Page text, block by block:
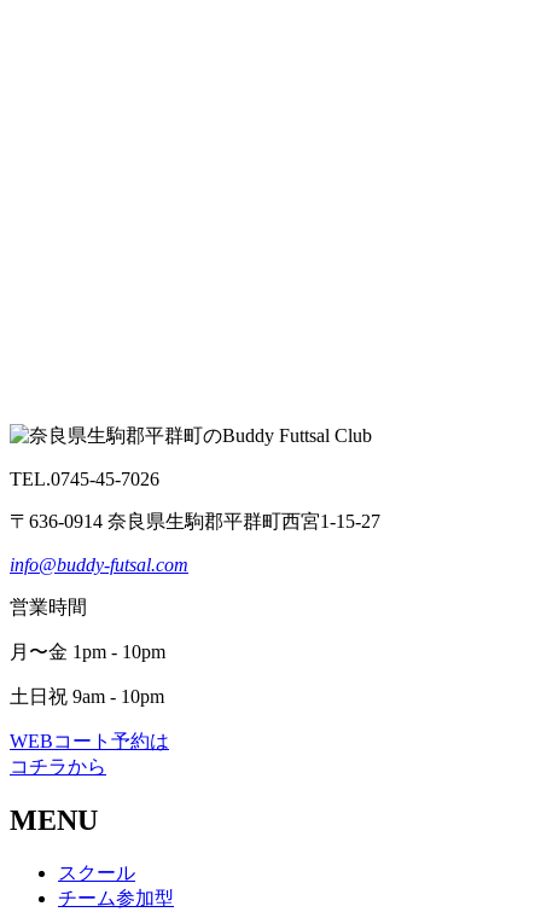
TEL.0745-45-7026
〒636-0914 奈良県生駒郡平群町西宮1-15-27
info@buddy-futsal.com
営業時間
月〜金 1pm - 10pm
土日祝 9am - 10pm
WEBコート予約は
コチラから
MENU
スクール
チーム参加型